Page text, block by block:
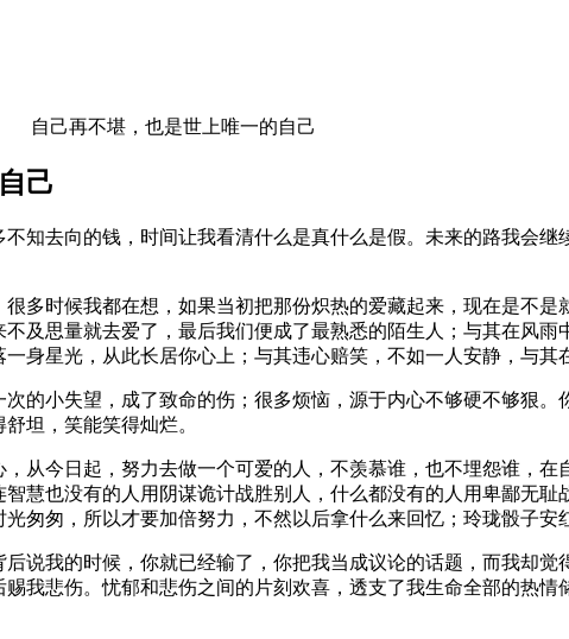
自己再不堪，也是世上唯一的自己
己
知去向的钱，时间让我看清什么是真什么是假。未来的路我会
多时候我都在想，如果当初把那份炽热的爱藏起来，现在是不
及思量就去爱了，最后我们便成了最熟悉的陌生人；与其在风
身星光，从此长居你心上；与其违心赔笑，不如一人安静，与其
的小失望，成了致命的伤；很多烦恼，源于内心不够硬不够狠
坦，笑能笑得灿烂。
从今日起，努力去做一个可爱的人，不羡慕谁，也不埋怨谁，
慧也没有的人用阴谋诡计战胜别人，什么都没有的人用卑鄙无
匆匆，所以才要加倍努力，不然以后拿什么来回忆；玲珑骰子安
说我的时候，你就已经输了，你把我当成议论的话题，而我却
我悲伤。忧郁和悲伤之间的片刻欢喜，透支了我生命全部的热